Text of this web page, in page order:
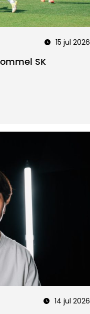
15 jul 2026
SK
14 jul 2026